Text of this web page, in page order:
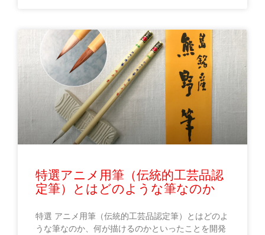
特選アニメ用筆（伝統的工芸品認
定筆）とはどのような筆なのか
特選 アニメ用筆（伝統的工芸品認定筆）とはどのよ
うな筆なのか、何が描けるのかといったことを開発